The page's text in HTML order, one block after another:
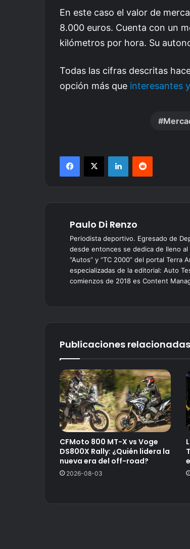
En este caso el valor de
8.000 euros. Cuenta con un
kilómetros por hora. Su
Todas las cifras descritas
opción más que interesantes
Paulo Di Renzo
Periodista deportivo. Egresado de
desde entonces se dedica de lleno
“Autos” y “TC 2000” del portal
especializadas de la editorial: Auto
comienzos de 2018 es Content
Publicaciones relacionadas
CFMoto 800 MT-X vs Voge
DS800X Rally: ¿Quién lidera la
nueva era del off-road?
2026-08-03